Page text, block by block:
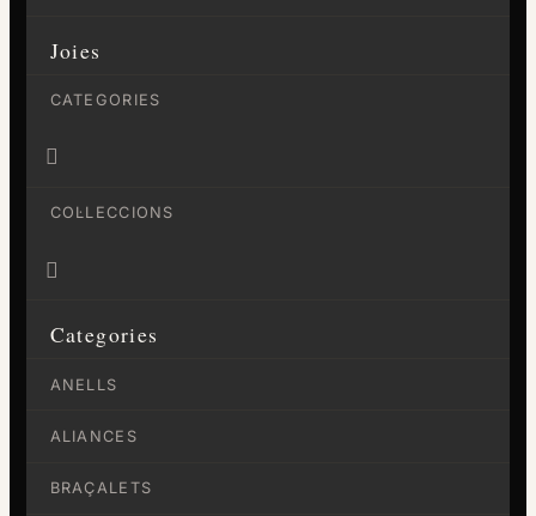
Joies
CATEGORIES

COL·LECCIONS

Categories
ANELLS
ALIANCES
BRAÇALETS